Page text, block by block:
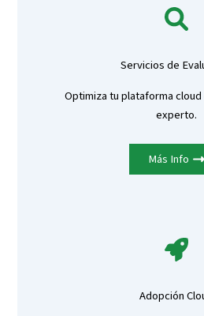
Servicios de
Optimiza tu plataforma
experto.
Más Info
Adopción